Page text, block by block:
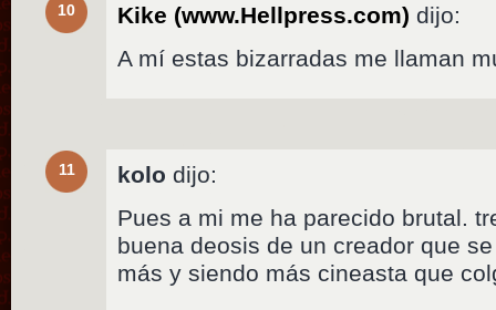
10 Kike (www.Hellpress.com) dijo:
A mí estas bizarradas me llaman
11 kolo dijo:
Pues a mi me ha parecido brutal.
buena deosis de un creador que
más y siendo más cineasta que